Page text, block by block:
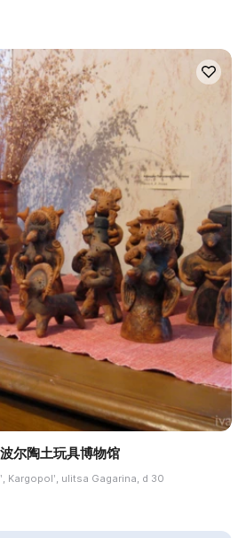
尔陶土玩具博物馆
Kargopolʹ, ulitsa Gagarina, d 30